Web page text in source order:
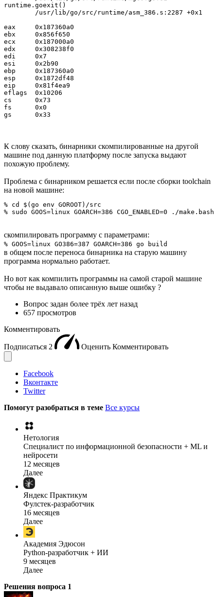
runtime.goexit()
eax     0x187360a0
ebx     0x856f650
ecx     0x187000a0
edx     0x308238f0
edi     0x7
esi     0x2b90
ebp     0x187360a0
esp     0x1872df48
eip     0x81f4ea9
eflags  0x10206
cs      0x73
fs      0x0
gs      0x33
К слову сказать, бинарники скомпилированные на другой
машине под данную платформу после запуска выдают
похожую проблему.
Проблема с бинарником решается если после сборки toolchain
на новой машине:
% cd $(go env GOROOT)/src
% sudo GOOS=linux GOARCH=386 CGO_ENABLED=0 ./
скомпилировать программу с параметрами:
% GOOS=linux GO386=387 GOARCH=386 go build
в общем после переноса бинарника на старую машину
программа нормально работает.
Но вот как компилить программы на самой старой машине
чтобы не выдавало описанную выше ошибку ?
Вопрос задан более трёх лет назад
657 просмотров
Комментировать
Подписаться 2 Оценить Комментировать
Facebook
Вконтакте
Twitter
Помогут разобраться в теме Все курсы
Нетология
Специалист по информационной безопасности + ML и
нейросети
12 месяцев
Далее
Яндекс Практикум
Фулстек-разработчик
16 месяцев
Далее
Академия Эдюсон
Python-разработчик + ИИ
9 месяцев
Далее
Решения вопроса 1